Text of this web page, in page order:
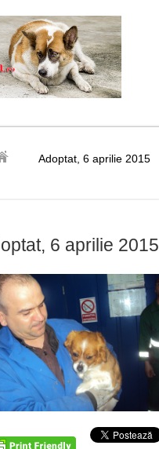
tip
foto
Adoptat, 6 aprilie 2015
6 aprilie 2015